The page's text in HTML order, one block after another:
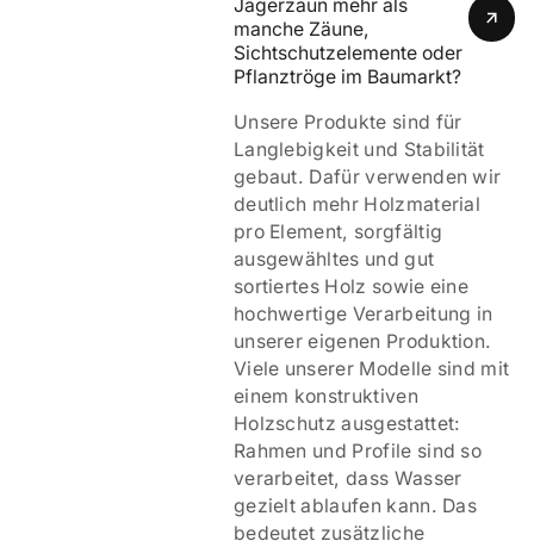
Jägerzaun mehr als
manche Zäune,
Sichtschutzelemente oder
Pflanztröge im Baumarkt?
Unsere Produkte sind für
Langlebigkeit und Stabilität
gebaut. Dafür verwenden wir
deutlich mehr Holzmaterial
pro Element, sorgfältig
ausgewähltes und gut
sortiertes Holz sowie eine
hochwertige Verarbeitung in
unserer eigenen Produktion.
Viele unserer Modelle sind mit
einem konstruktiven
Holzschutz ausgestattet:
Rahmen und Profile sind so
verarbeitet, dass Wasser
gezielt ablaufen kann. Das
bedeutet zusätzliche